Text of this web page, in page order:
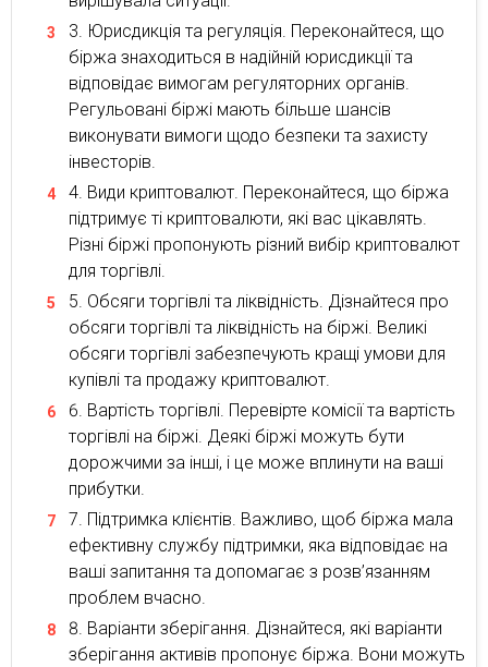
Юрисдикція та регуляція. Переконайтеся, що
біржа знаходиться в надійній юрисдикції та
відповідає вимогам регуляторних органів.
Регульовані біржі мають більше шансів
виконувати вимоги щодо безпеки та захисту
інвесторів.
Види криптовалют. Переконайтеся, що біржа
підтримує ті криптовалюти, які вас цікавлять.
Різні біржі пропонують різний вибір криптовалют
для торгівлі.
Обсяги торгівлі та ліквідність. Дізнайтеся про
обсяги торгівлі та ліквідність на біржі. Великі
обсяги торгівлі забезпечують кращі умови для
купівлі та продажу криптовалют.
Вартість торгівлі. Перевірте комісії та вартість
торгівлі на біржі. Деякі біржі можуть бути
дорожчими за інші, і це може вплинути на ваші
прибутки.
Підтримка клієнтів. Важливо, щоб біржа мала
ефективну службу підтримки, яка відповідає на
ваші запитання та допомагає з розв’язанням
проблем вчасно.
Варіанти зберігання. Дізнайтеся, які варіанти
зберігання активів пропонує біржа. Вони можуть